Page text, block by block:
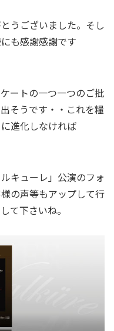
うございました。そし
も感謝感謝です
ートの一つ一つのご批
そうです・・これを糧
進化しなければ
キューレ」公演のフォ
の声等もアップして行
て下さいね。